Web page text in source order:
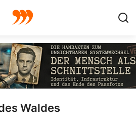
Waldes